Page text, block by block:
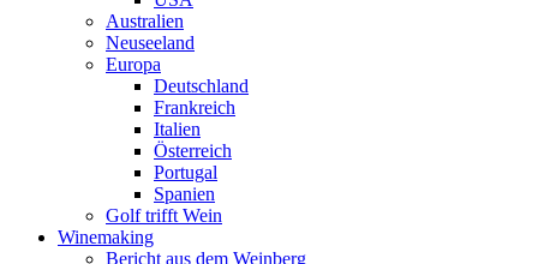
Australien
Neuseeland
Europa
Deutschland
Frankreich
Italien
Österreich
Portugal
Spanien
Golf trifft Wein
Winemaking
Bericht aus dem Weinberg